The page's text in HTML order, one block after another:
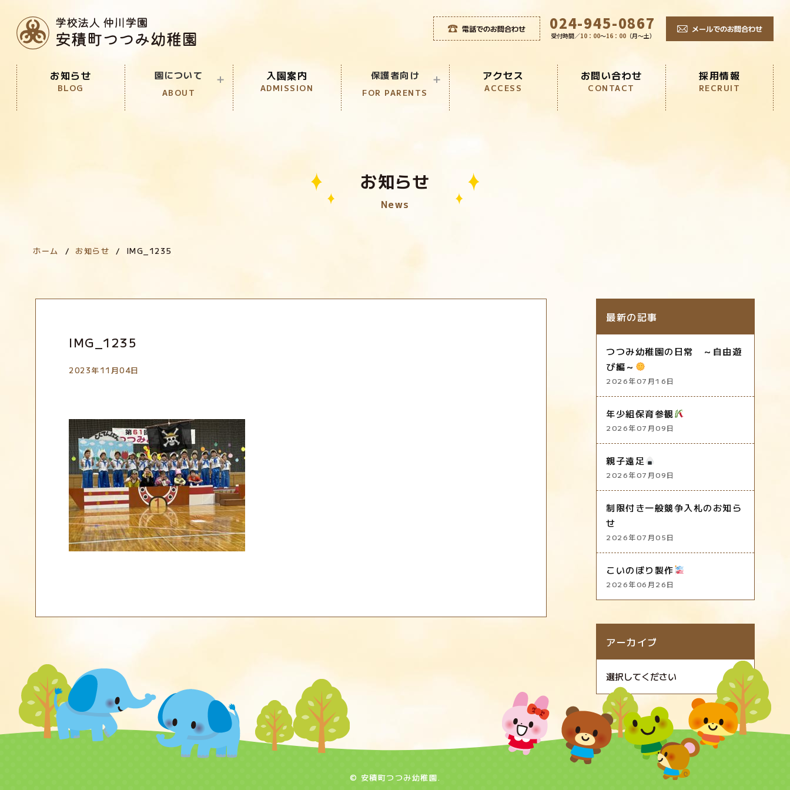
電話でのお問合わせ 024-945-0867
受付時間／10：00～16：00 （月～土）
メールでのお問合わせ
お知らせ
BLOG
園について
ABOUT
年間行事
入園案内
ADMISSION
保護者向け
FOR PARENTS
KOSODATE
1日体験入園
アクセス
ACCESS
お問い合わせ
CONTACT
採用情報
RECRUIT
お知らせ
News
ホーム お知らせ IMG_1235
IMG_1235
2023年11月04日
最新の記事
つつみ幼稚園の日常 ～自由遊
び編～
2026年07月16日
年少組保育参観
2026年07月09日
親子遠足
2026年07月09日
制限付き一般競争入札のお知ら
せ
2026年07月05日
こいのぼり製作
2026年06月26日
アーカイブ
© 安積町つつみ幼稚園.